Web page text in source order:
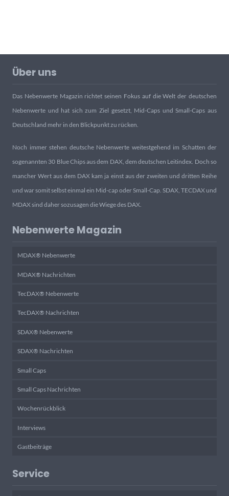
Über uns
Das Nebenwerte Magazin richtet seinen Fokus auf die Welt der deutschen
Nebenwerte und hat sich zum Ziel gesetzt, Mid-Caps und Small-Caps aus
Deutschland mehr in den Blickpunkt zu rücken.
Noch immer stehen deutsche Nebenwerte weitestgehend im Schatten der
sogenannten 30 Blue Chips aus dem DAX, dem deutschen Leitindex. Doch so
mancher Wert aus dem DAX kam ja einst aus der zweiten und dritten Reihe
und war somit selbst einmal ein Mid-cap oder Small-Cap. SDAX, TECDAX und
MDAX sind daher sozusagen die Wiege des DAX.
Nebenwerte Magazin
MDAX® Nebenwerte
MDAX® Nachrichten
TecDAX® Nebenwerte
TecDAX® Nachrichten
SDAX® Nebenwerte
SDAX® Nachrichten
Small Caps
Small Caps Nachrichten
Wochenrückblick
Interviews
Gastbeiträge
Service